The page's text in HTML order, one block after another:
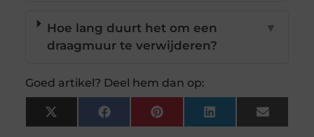
Hoe lang duurt het om een
draagmuur te verwijderen?
▼
Goed artikel? Deel hem dan op:
X
(Twitter)
FacebookPinterestLinkedInEmail